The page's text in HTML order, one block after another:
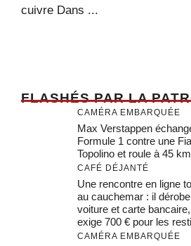
cuivre Dans ...
FLASHÉS PAR LA
CAMÉRA EMBARQUÉE
Max Verstappen
Formule 1 contre une
Topolino et roule à 45
CAFÉ DÉJANTÉ
Une rencontre en ligne
au cauchemar : il dérobe
voiture et carte
exige 700 € pour les
CAMÉRA EMBARQUÉE